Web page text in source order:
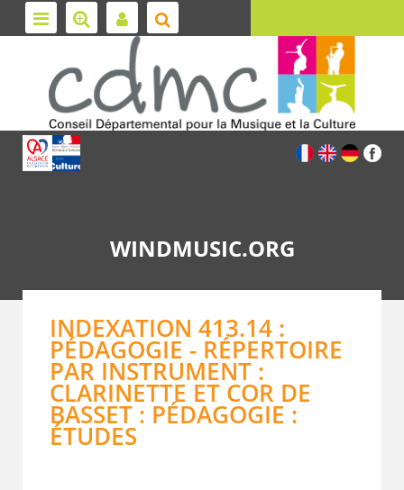
WINDMUSIC.ORG
INDEXATION 413.14 :
PÉDAGOGIE - RÉPERTOIRE
PAR INSTRUMENT :
CLARINETTE ET COR DE
BASSET : PÉDAGOGIE :
ÉTUDES